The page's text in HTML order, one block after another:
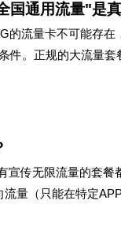
国通用流量"是
的流量卡不可能存
件。正规的大流量
宣传无限流量的套
量（只能在特定